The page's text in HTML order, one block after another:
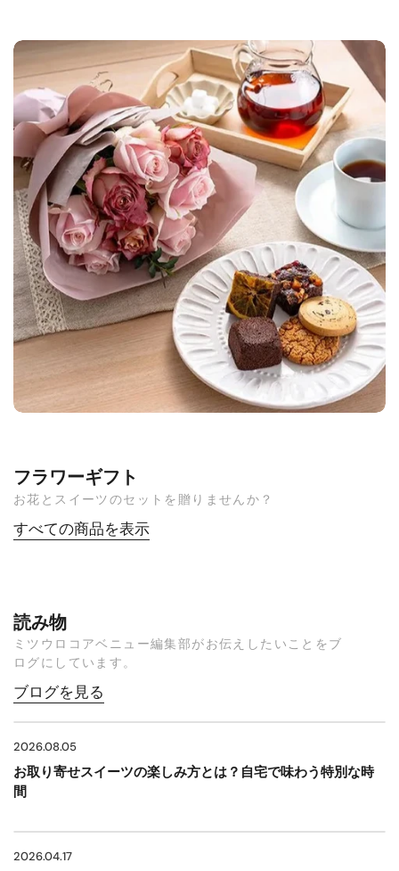
フラワーギフト
お花とスイーツのセットを贈りませんか？
すべての商品を表示
読み物
ミツウロコアベニュー編集部がお伝えしたいことをブ
ログにしています。
ブログを見る
2026.08.05
お取り寄せスイーツの楽しみ方とは？自宅で味わう特別な時
間
2026.04.17